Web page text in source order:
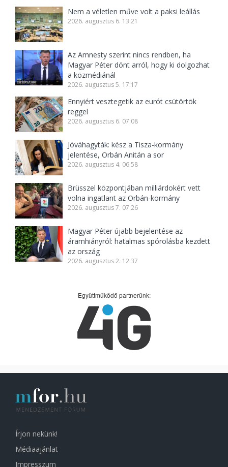
Nem a véletlen műve volt a paksi leállás
2026. augusztus 6. 13:21
Az Amnesty szerint nincs rendben, ha
Magyar Péter dönt arról, hogy ki dolgozhat
a közmédiánál
2026. augusztus 5. 17:17
Ennyiért vesztegetik az eurót csütörtök
reggel
2026. augusztus 6. 07:08
Jóváhagyták: kész a Tisza-kormány
jelentése, Orbán Anitán a sor
2026. augusztus 4. 06:58
Brüsszel központjában milliárdokért vett
volna ingatlant az Orbán-kormány
2026. augusztus 7. 07:26
Magyar Péter újabb bejelentése az
áramhiányról: hatalmas spórolásba kezdett
az ország
2026. augusztus 2. 12:37
Együttműködő partnerünk:
Írjon nekünk!
Médiaajánlat
Impresszum